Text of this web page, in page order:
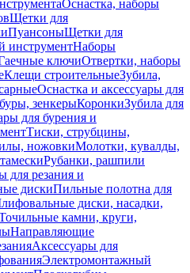
Оснастка, наборы
Щетки для
ПуансоныЩетки для
инструментНаборы
ключиОтвертки, наборы
Клещи строительныеЗубила,
Оснастка и аксессуары для
зенкерыКоронкиЗубила для
для бурения и
Тиски, струбцины,
ножовкиМолотки, кувалды,
Рубанки, рашпили
для резания и
дискиПильные полотна для
диски, насадки,
камни, круги,
Направляющие
Аксессуары для
Электромонтажный